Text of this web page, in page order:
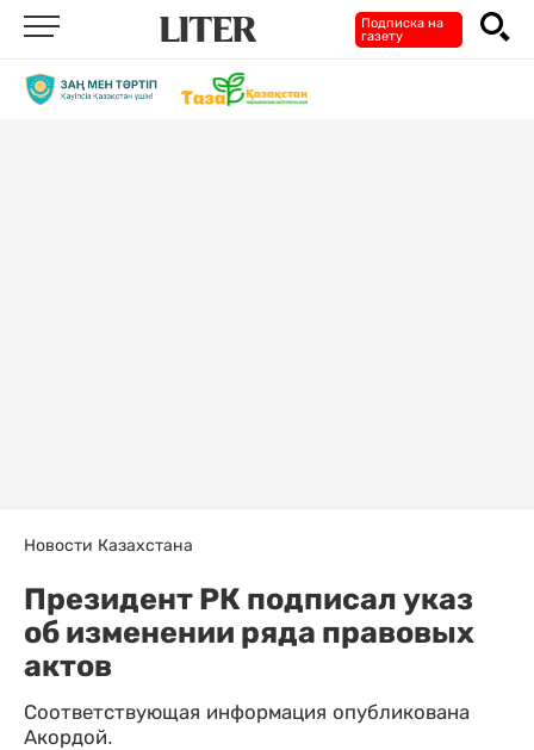
Подписка на
газету
Новости Казахстана
Президент РК подписал указ
об изменении ряда правовых
актов
Соответствующая информация опубликована
Акордой.